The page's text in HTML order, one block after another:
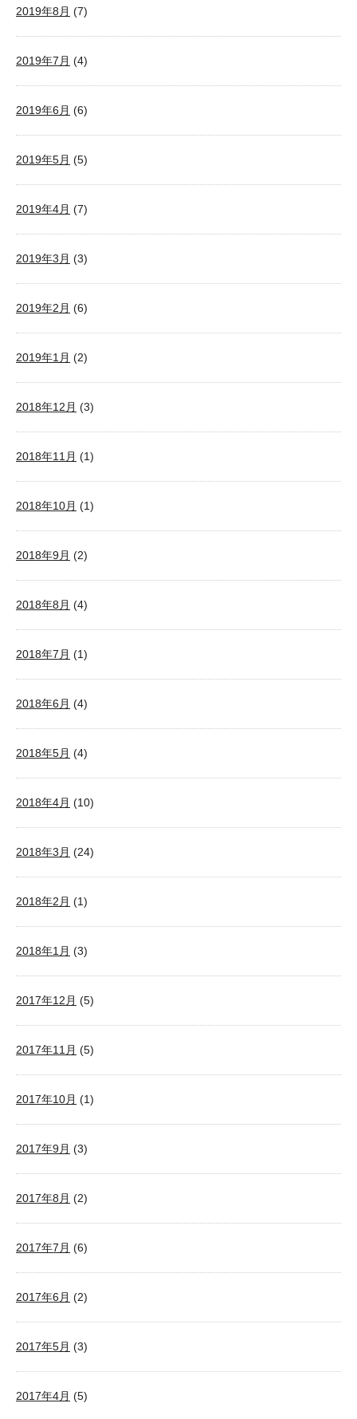
2019年8月 (7)
2019年7月 (4)
2019年6月 (6)
2019年5月 (5)
2019年4月 (7)
2019年3月 (3)
2019年2月 (6)
2019年1月 (2)
2018年12月 (3)
2018年11月 (1)
2018年10月 (1)
2018年9月 (2)
2018年8月 (4)
2018年7月 (1)
2018年6月 (4)
2018年5月 (4)
2018年4月 (10)
2018年3月 (24)
2018年2月 (1)
2018年1月 (3)
2017年12月 (5)
2017年11月 (5)
2017年10月 (1)
2017年9月 (3)
2017年8月 (2)
2017年7月 (6)
2017年6月 (2)
2017年5月 (3)
2017年4月 (5)